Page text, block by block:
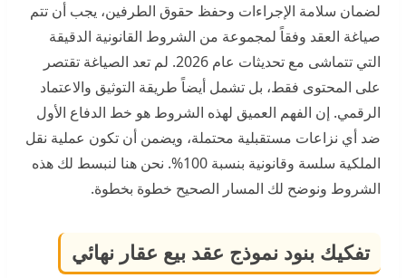
لضمان سلامة الإجراءات وحفظ حقوق الطرفين، يجب أن تتم
صياغة العقد وفقاً لمجموعة من الشروط القانونية الدقيقة
التي تتماشى مع تحديثات عام 2026. لم تعد الصياغة تقتصر
على المحتوى فقط، بل تشمل أيضاً طريقة التوثيق والاعتماد
الرقمي. إن الفهم العميق لهذه الشروط هو خط الدفاع الأول
ضد أي نزاعات مستقبلية محتملة، ويضمن أن تكون عملية نقل
الملكية سلسة وقانونية بنسبة 100%. نحن هنا لنبسط لك هذه
الشروط ونوضح لك المسار الصحيح خطوة بخطوة.
تفكيك بنود نموذج عقد بيع عقار نهائي